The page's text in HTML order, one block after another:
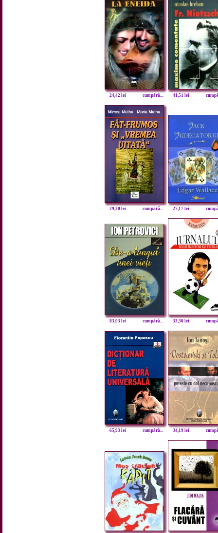
24,42 lei cumpără... 41,51 lei
29,30 lei cumpără... 27,17 lei
83,03 lei cumpără... 33,30 lei
65,93 lei cumpără... 34,19 lei